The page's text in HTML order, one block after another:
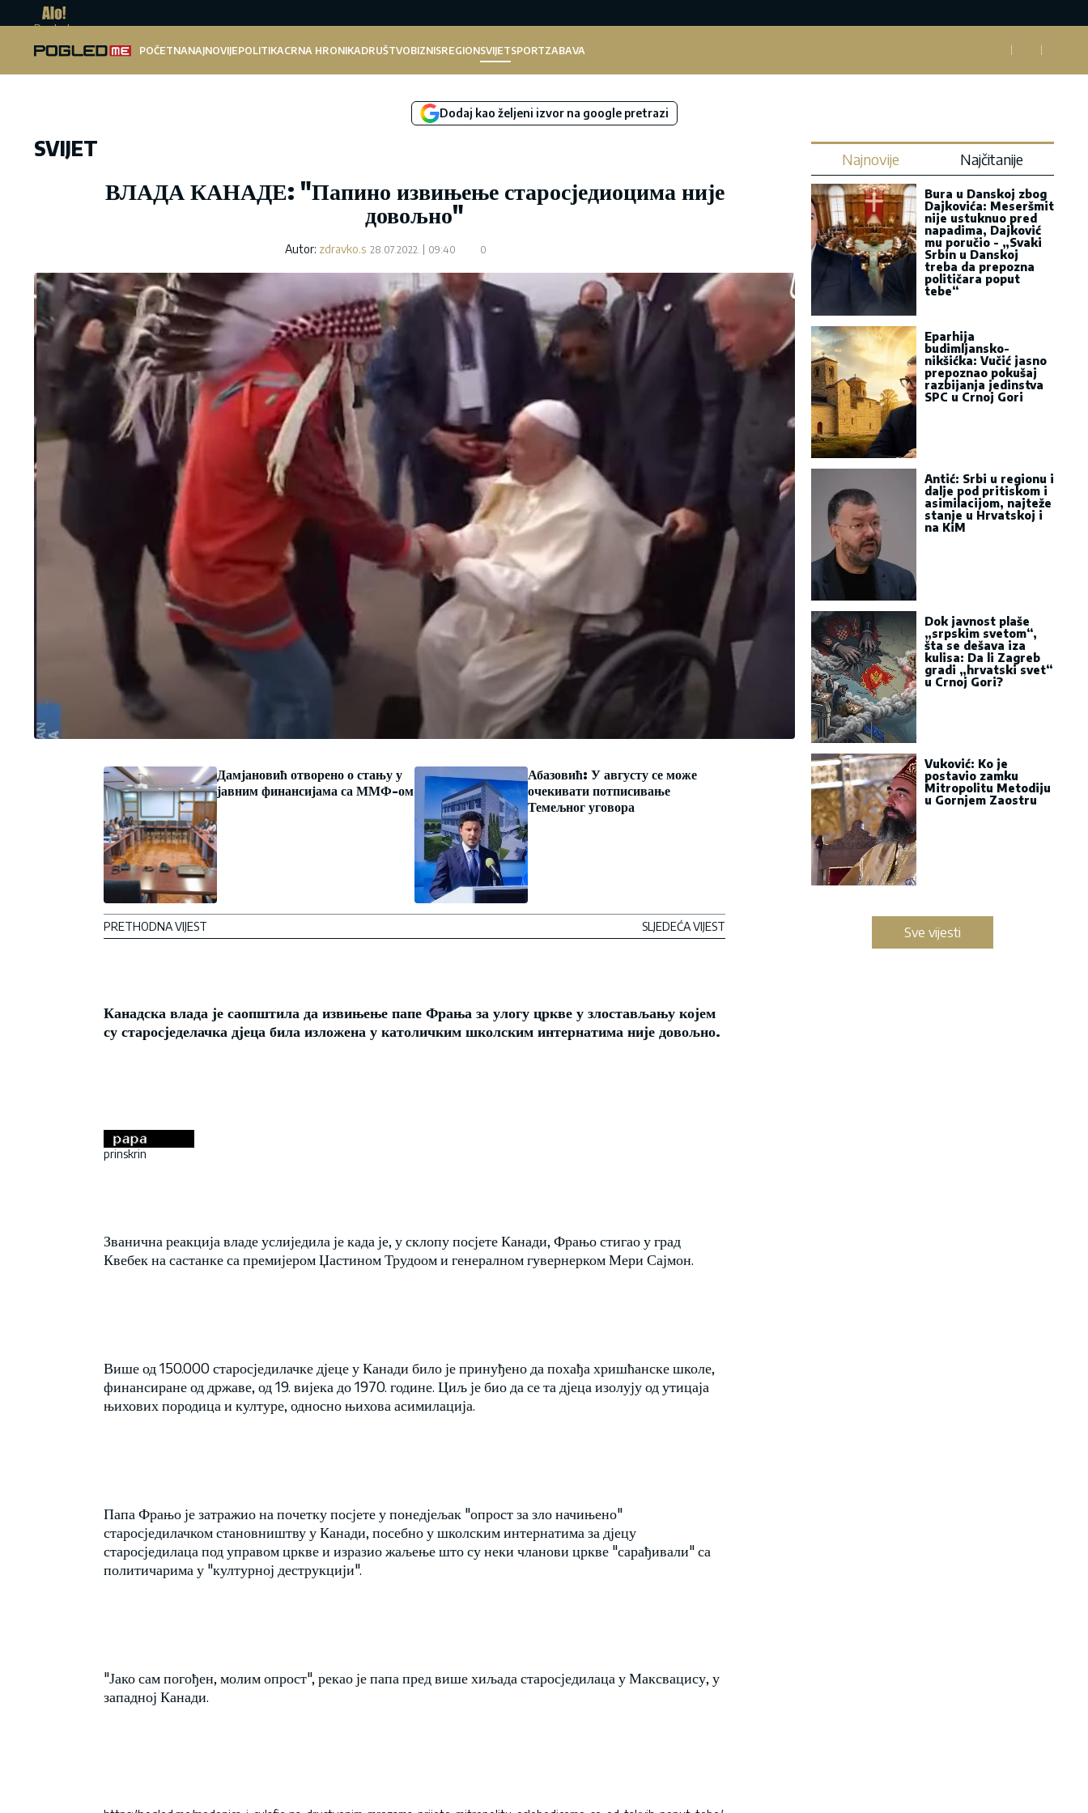
Pogled.me
POČETNANAJNOVIJEPOLITIKACRNA HRONIKADRUŠTVOBIZNISREGIONSVIJETSPORTZABAVA
Dodaj kao željeni izvor na google pretrazi
SVIJET
ВЛАДА КАНАДЕ: "Папино извињење старосједиоцима није
довољно"
Autor: zdravko.s 28.07.2022. 09:40 0
Дамјановић отворено о стању у
јавним финансијама са ММФ-ом
PRETHODNA VIJEST
Абазовић: У августу се може
очекивати потписивање
Темељног уговора
SLJEDEĆA VIJEST
Канадска влада је саопштила да извињење папе Фрања за улогу цркве у злостављању којем
су старосједелачка дјеца била изложена у католичким школским интернатима није довољно.
prinskrin
Званична реакција владе услиједила је када је, у склопу посјете Канади, Фрањо стигао у град
Квебек на састанке са премијером Џастином Трудоом и генералном гувернерком Мери Сајмон.
Више од 150.000 старосједилачке дјеце у Канади било је принуђено да похађа хришћанске школе,
финансиране од државе, од 19. вијека до 1970. године. Циљ је био да се та дјеца изолују од утицаја
њихових породица и културе, односно њихова асимилација.
Папа Фрањо је затражио на почетку посјете у понедјељак "опрост за зло начињено"
старосједилачком становништву у Канади, посебно у школским интернатима за дјецу
старосједилаца под управом цркве и изразио жаљење што су неки чланови цркве "сарађивали" са
политичарима у "културној деструкцији".
"Јако сам погођен, молим опрост", рекао је папа пред више хиљада старосједилаца у Максвацису, у
западној Канади.
Najnovije Najčitanije
Bura u Danskoj zbog
Dajkovića: Meseršmit
nije ustuknuo pred
napadima, Dajković
mu poručio - „Svaki
Srbin u Danskoj
treba da prepozna
političara poput
tebe“
Eparhija
budimljansko-
nikšićka: Vučić jasno
prepoznao pokušaj
razbijanja jedinstva
SPC u Crnoj Gori
Antić: Srbi u regionu i
dalje pod pritiskom i
asimilacijom, najteže
stanje u Hrvatskoj i
na KiM
Dok javnost plaše
„srpskim svetom“,
šta se dešava iza
kulisa: Da li Zagreb
gradi „hrvatski svet“
u Crnoj Gori?
Vuković: Ko je
postavio zamku
Mitropolitu Metodiju
u Gornjem Zaostru
Sve vijesti